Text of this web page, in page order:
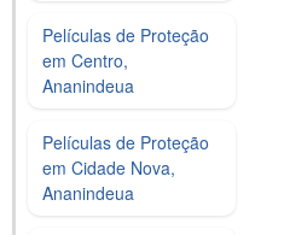
Películas de Proteção
em Centro,
Ananindeua
Películas de Proteção
em Cidade Nova,
Ananindeua